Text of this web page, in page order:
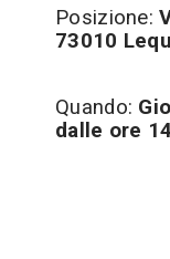
Posizione:
73010
Quando:
dalle ore